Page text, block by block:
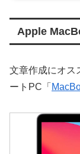
Apple
文章作成にオス
ートPC「